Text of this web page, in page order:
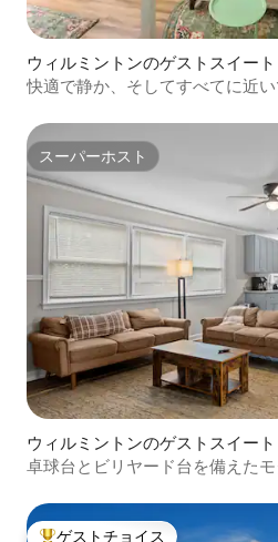
ウィルミントンのゲストスイート
快適で静か、そしてすべてに近い
スーパーホスト
スーパーホスト
ウィルミントンのゲストスイート
卓球台とビリヤード台を備えた
ゲストチョイス